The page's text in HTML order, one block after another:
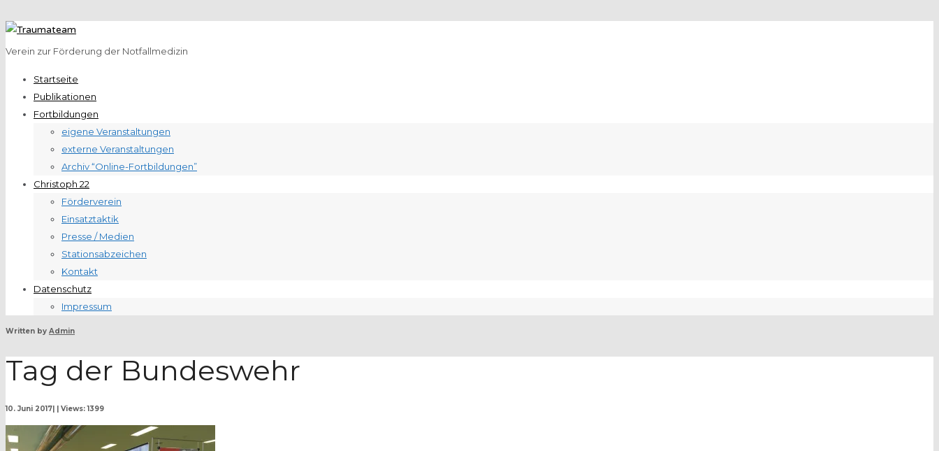
Verein zur Förderung der Notfallmedizin
Startseite
Publikationen
Fortbildungen
eigene Veranstaltungen
externe Veranstaltungen
Archiv “Online-Fortbildungen”
Christoph 22
Förderverein
Einsatztaktik
Presse / Medien
Stationsabzeichen
Kontakt
Datenschutz
Impressum
Written by Admin
Tag der Bundeswehr
10. Juni 2017 Views: 1399